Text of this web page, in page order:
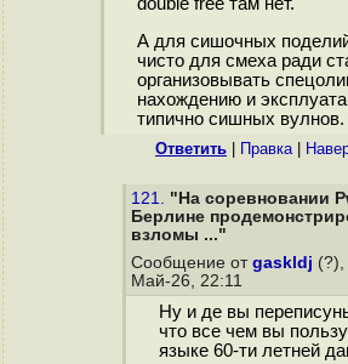
А для сишочных
чисто для смеха ради
организовывать
нахождению и
типично сишных вулнов.
Ответить Правка|
121. "На соревновании
Берлине
взломы ..."
Сообщение от gaskldj (?),
Май-26, 22:11
Ну и де вы
что все чем вы
языке 60-ти летней